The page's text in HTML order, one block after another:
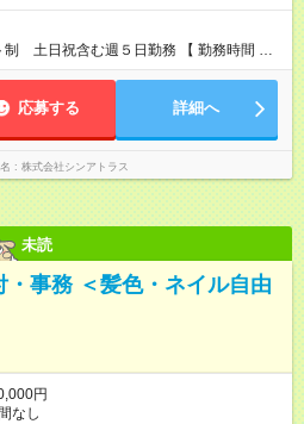
祝含む週５日勤務 【 勤務時間 】
働8h／休憩１h） ※残業ほとんどありま
応募する 詳細へ
株式会社シンアトラス
未読
事務 ＜髪色・ネイル自由
円
なし